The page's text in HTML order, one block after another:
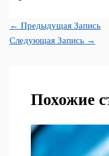
← Предыдущая Запись
Следующая Запись →
Похожие